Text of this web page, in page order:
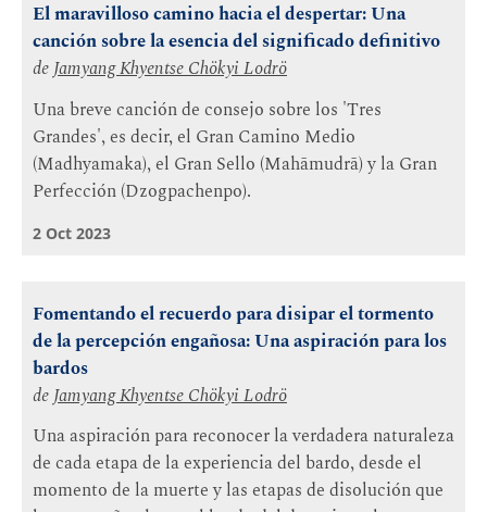
El maravilloso camino hacia el despertar: Una
canción sobre la esencia del significado definitivo
deJamyang Khyentse Chökyi Lodrö
Una breve canción de consejo sobre los 'Tres
Grandes', es decir, el Gran Camino Medio
(Madhyamaka), el Gran Sello (Mahāmudrā) y la Gran
Perfección (Dzogpachenpo).
2 Oct 2023
Fomentando el recuerdo para disipar el tormento
de la percepción engañosa: Una aspiración para los
bardos
de Jamyang Khyentse Chökyi Lodrö
Una aspiración para reconocer la verdadera naturaleza
de cada etapa de la experiencia del bardo, desde el
momento de la muerte y las etapas de disolución que